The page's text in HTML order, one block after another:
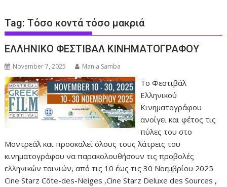
Tag:Τόσο κοντά τόσο μακριά
ΕΛΛΗΝΙΚΟ ΦΕΣΤΙΒΑΛ ΚΙΝΗΜΑΤΟΓΡΑΦΟΥ
November 7, 2025 Mania Samba
Το Φεστιβάλ
Ελληνικού
Κινηματογράφου
ανοίγει και φέτος τις
πύλες του στο
Μοντρεάλ και προσκαλεί όλους τους λάτρεις του
κινηματογράφου να παρακολουθήσουν τις προβολές
ελληνικών ταινιών, από τις 10 έως τις 30 Νοεμβρίου 2025
Cine Starz Côte-des-Neiges ,Cine Starz Deluxe des Sources ,